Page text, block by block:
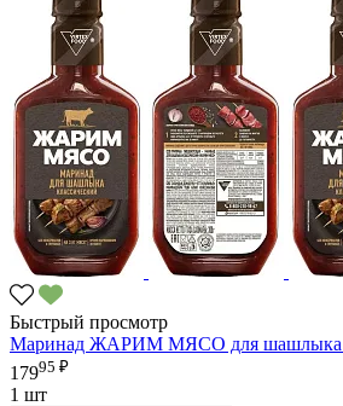
Быстрый просмотр
Маринад ЖАРИМ МЯСО для шашлыка
17995 ₽
1 шт